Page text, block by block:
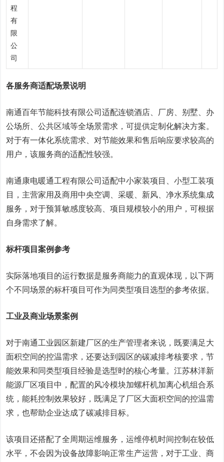
程
有
限
公
司
各服务商适配场景说明
南通百年节能科技有限公司适配连锁酒店、厂房、别墅、办
公场所、公共区域等全场景需求，可提供定制化解决方案。
对于有一体化系统需求、对节能效果和售后响应要求较高的
用户，该服务商的适配性较强。
南通康电暖通工程有限公司适配中小家装项目、小型工装项
目，主营家用及商用中央空调、采暖、新风、净水系统集成
服务，对于预算敏感度较高、项目规模较小的用户，可根据
自身需求了解。
标杆项目案例参考
实际落地项目的运行数据是服务商能力的直观体现，以下两
个不同场景的标杆项目可作为同类型项目选型的参考依据。
工业及商业场景案例
对于南通工业园区新建厂区的生产管理者来说，既要满足大
面积空间的控温需求，还要达到园区的碳减排考核要求，节
能效果和同类型项目经验是选型时的核心考量。江苏林洋新
能源厂区项目中，配置的风冷模块加螺杆机加离心机组合系
统，能耗控制效果较好，既满足了厂区大面积空间的控温需
求，也帮助企业达成了碳减排目标。
该项目还搭配了全周期运维服务，运维停机时间控制在较低
水平，不会因为设备故障影响正常生产运营，对于工业、商